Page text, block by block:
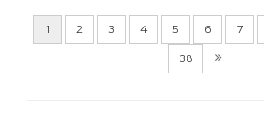
1 2 3 4 5 6 7
38